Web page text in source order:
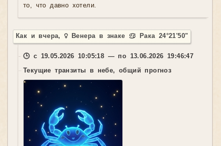
то, что давно хотели.
Как и вчера, ♀ Венера в знаке ♋ Рака 24°21'50"
🕒 с 19.05.2026 10:05:18 — по 13.06.2026 19:46:47
Текущие транзиты в небе, общий прогноз